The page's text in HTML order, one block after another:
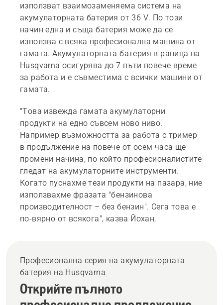
използват взаимозаменяема система на
акумулаторната батерия от 36 V. По този
начин една и съща батерия може да се
използва с всяка професионална машина от
гамата. Акумулаторната батерия в раница на
Husqvarna осигурява до 7 пъти повече време
за работа и е съвместима с всички машини от
гамата.
"Това извежда гамата акумулаторни
продукти на едно съвсем ново ниво.
Например възможността за работа с тример
в продължение на повече от осем часа ще
промени начина, по който професионалистите
гледат на акумулаторните инструменти.
Когато пуснахме тези продукти на пазара, ние
използвахме фразата "бензинова
производителност – без бензин". Сега това е
по-вярно от всякога", казва Йохан.
Професионална серия на акумулаторната
батерия на Husqvarna
Открийте пълното